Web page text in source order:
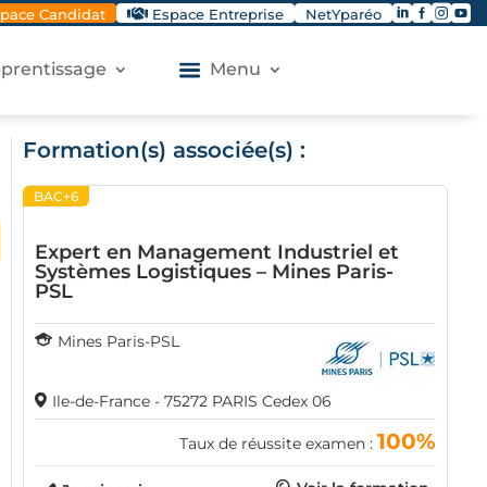
Candidat Espace Entreprise NetYparéo 
Menu
Formation(s) associée(s) :
BAC+6
Expert en Management Industriel et
Systèmes Logistiques – Mines Paris-
PSL
Mines Paris-PSL
Ile-de-France - 75272 PARIS Cedex 06
Taux de réussite examen : 100%